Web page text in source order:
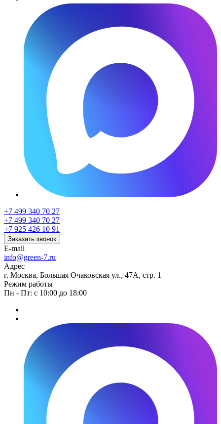
+7 499 340 70 27
+7 499 340 70 27
+7 925 426 10 91
Заказать звонок
E-mail
info@green-7.ru
Адрес
г. Москва, Большая Очаковская ул., 47А, стр. 1
Режим работы
Пн - Пт: с 10:00 до 18:00